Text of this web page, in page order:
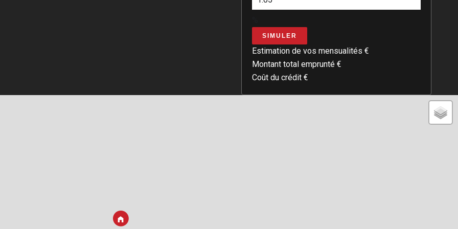
SIMULER
Estimation de vos mensualités €
Montant total emprunté €
Coût du crédit €